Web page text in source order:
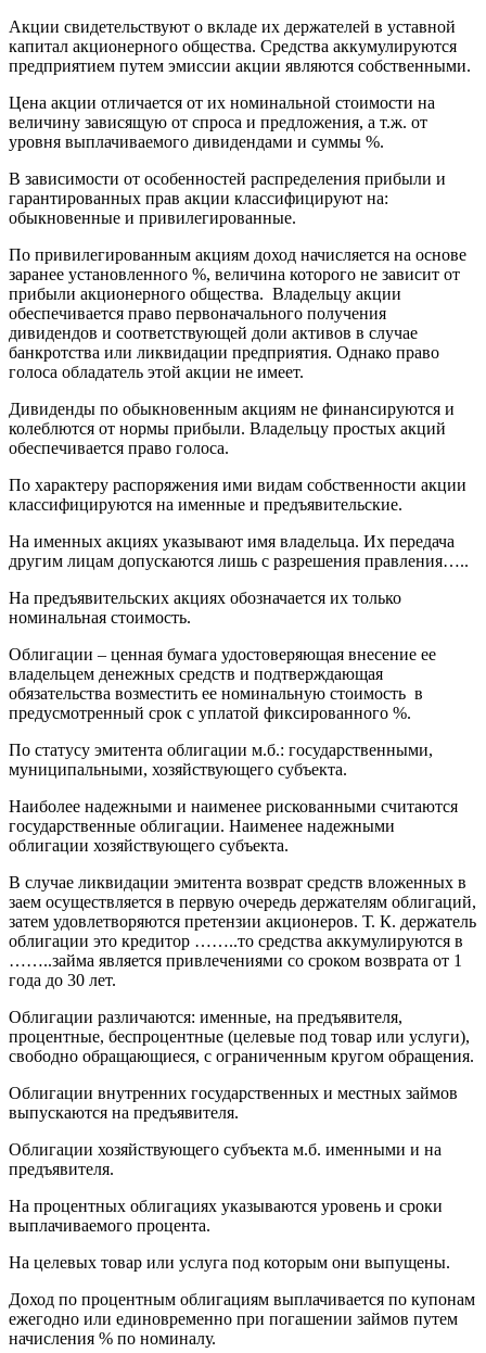
Акции свидетельствуют о вкладе их держателей в уставной
капитал акционерного общества. Средства аккумулируются
предприятием путем эмиссии акции являются собственными.
Цена акции отличается от их номинальной стоимости на
величину зависящую от спроса и предложения, а т.ж. от
уровня выплачиваемого дивидендами и суммы %.
В зависимости от особенностей распределения прибыли и
гарантированных прав акции классифицируют на:
обыкновенные и привилегированные.
По привилегированным акциям доход начисляется на основе
заранее установленного %, величина которого не зависит от
прибыли акционерного общества. Владельцу акции
обеспечивается право первоначального получения
дивидендов и соответствующей доли активов в случае
банкротства или ликвидации предприятия. Однако право
голоса обладатель этой акции не имеет.
Дивиденды по обыкновенным акциям не финансируются и
колеблются от нормы прибыли. Владельцу простых акций
обеспечивается право голоса.
По характеру распоряжения ими видам собственности акции
классифицируются на именные и предъявительские.
На именных акциях указывают имя владельца. Их передача
другим лицам допускаются лишь с разрешения правления…..
На предъявительских акциях обозначается их только
номинальная стоимость.
Облигации – ценная бумага удостоверяющая внесение ее
владельцем денежных средств и подтверждающая
обязательства возместить ее номинальную стоимость в
предусмотренный срок с уплатой фиксированного %.
По статусу эмитента облигации м.б.: государственными,
муниципальными, хозяйствующего субъекта.
Наиболее надежными и наименее рискованными считаются
государственные облигации. Наименее надежными
облигации хозяйствующего субъекта.
В случае ликвидации эмитента возврат средств вложенных в
заем осуществляется в первую очередь держателям облигаций,
затем удовлетворяются претензии акционеров. Т. К. держатель
облигации это кредитор ……..то средства аккумулируются в
……..займа является привлечениями со сроком возврата от 1
года до 30 лет.
Облигации различаются: именные, на предъявителя,
процентные, беспроцентные (целевые под товар или услуги),
свободно обращающиеся, с ограниченным кругом обращения.
Облигации внутренних государственных и местных займов
выпускаются на предъявителя.
Облигации хозяйствующего субъекта м.б. именными и на
предъявителя.
На процентных облигациях указываются уровень и сроки
выплачиваемого процента.
На целевых товар или услуга под которым они выпущены.
Доход по процентным облигациям выплачивается по купонам
ежегодно или единовременно при погашении займов путем
начисления % по номиналу.